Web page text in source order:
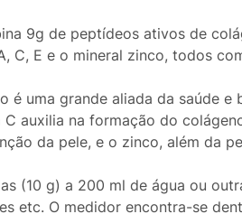
9g de peptídeos ativos de
C, E e o mineral zinco, todos
é uma grande aliada da saúde
auxilia na formação do
da pele, e o zinco, além da
(10 g) a 200 ml de água ou
etc. O medidor encontra-se